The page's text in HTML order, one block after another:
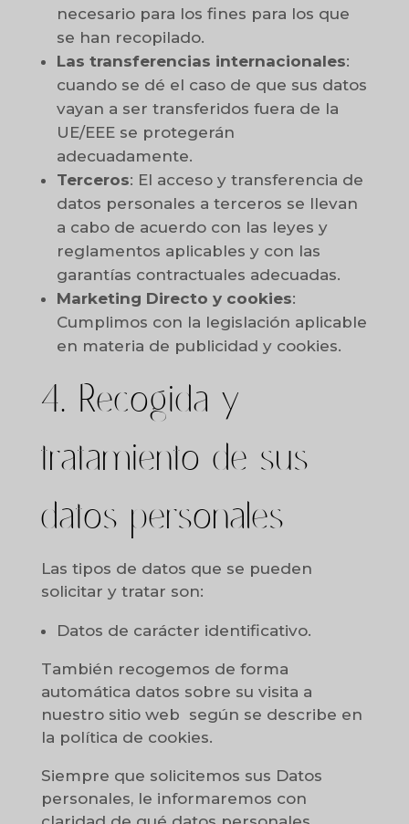
necesario para los fines para los que
se han recopilado.
Las transferencias internacionales:
cuando se dé el caso de que sus datos
vayan a ser transferidos fuera de la
UE/EEE se protegerán
adecuadamente.
Terceros: El acceso y transferencia de
datos personales a terceros se llevan
a cabo de acuerdo con las leyes y
reglamentos aplicables y con las
garantías contractuales adecuadas.
Marketing Directo y cookies:
Cumplimos con la legislación aplicable
en materia de publicidad y cookies.
4. Recogida y
tratamiento de sus
datos personales
Las tipos de datos que se pueden
solicitar y tratar son:
Datos de carácter identificativo.
También recogemos de forma
automática datos sobre su visita a
nuestro sitio web según se describe en
la política de cookies.
Siempre que solicitemos sus Datos
personales, le informaremos con